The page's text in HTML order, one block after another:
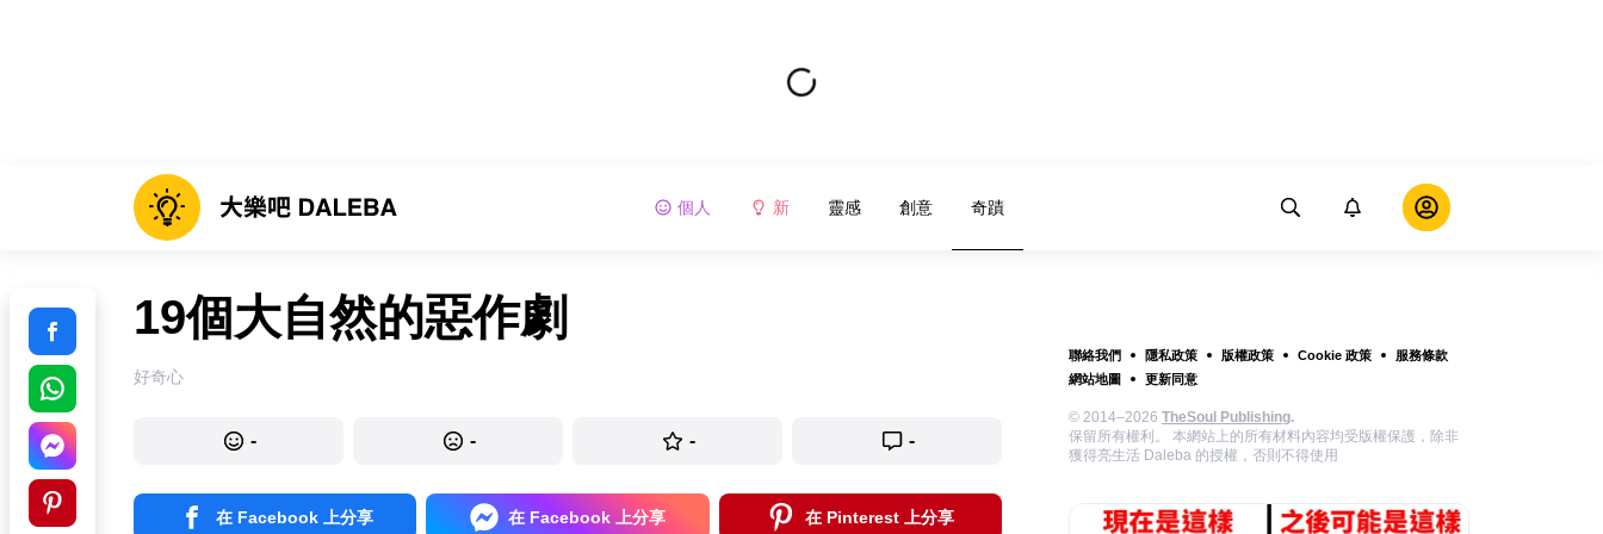
個人 新 靈感 創意 奇蹟
聯絡我們 隱私政策 版權政策 Cookie 政策
服務條款
網站地圖
更新同意
© 2014–2026 TheSoul Publishing.
保留所有權利。 本網站上的所有材料內容均受版權保護，除非
獲得亮生活 Daleba 的授權，否則不得使用
19個大自然的惡作劇
好奇心
- - - -
在 Facebook 上分享 在 Facebook 上分享 在 Pinterest 上分享